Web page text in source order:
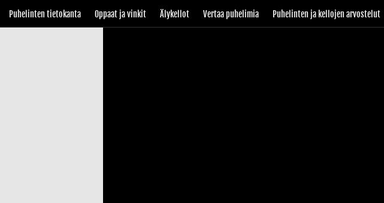
Puhelinten tietokanta Oppaat ja vinkit Älykellot Vertaa puhelimia Puhelinten ja kellojen arvostelut